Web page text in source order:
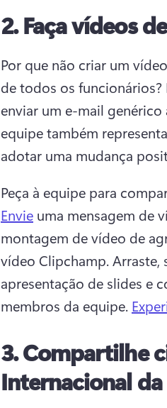
2.Faça vídeos
Por que não criar um
de todos os funcionários?
enviar um e-mail
equipe também
adotar uma mudança
Peça à equipe para
Envie uma mensagem de
montagem de vídeo de
vídeo Clipchamp. Arraste,
apresentação de slides e
membros da equipe.
3.Compartilhe
Internacional